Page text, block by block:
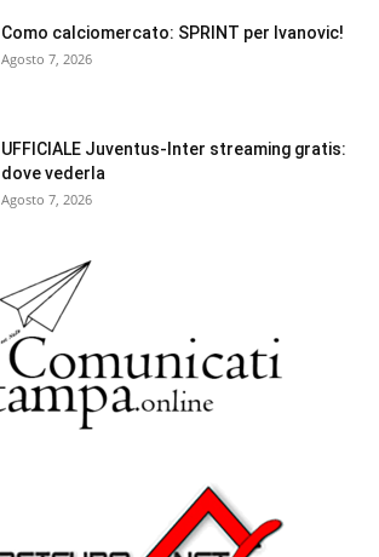
Como calciomercato: SPRINT per Ivanovic!
Agosto 7, 2026
UFFICIALE Juventus-Inter streaming gratis:
dove vederla
Agosto 7, 2026